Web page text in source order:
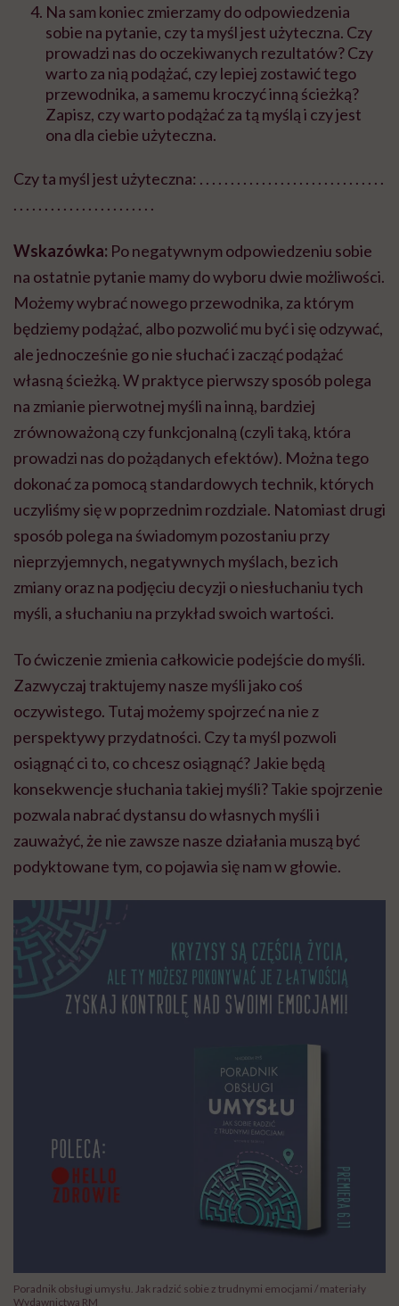
Na sam koniec zmierzamy do odpowiedzenia
sobie na pytanie, czy ta myśl jest użyteczna. Czy
prowadzi nas do oczekiwanych rezultatów? Czy
warto za nią podążać, czy lepiej zostawić tego
przewodnika, a samemu kroczyć inną ścieżką?
Zapisz, czy warto podążać za tą myślą i czy jest
ona dla ciebie użyteczna.
Czy ta myśl jest użyteczna: . . . . . . . . . . . . . . . . . . . . . . . . . . . . . .
. . . . . . . . . . . . . . . . . . . . . . .
Wskazówka: Po negatywnym odpowiedzeniu sobie
na ostatnie pytanie mamy do wyboru dwie możliwości.
Możemy wybrać nowego przewodnika, za którym
będziemy podążać, albo pozwolić mu być i się odzywać,
ale jednocześnie go nie słuchać i zacząć podążać
własną ścieżką. W praktyce pierwszy sposób polega
na zmianie pierwotnej myśli na inną, bardziej
zrównoważoną czy funkcjonalną (czyli taką, która
prowadzi nas do pożądanych efektów). Można tego
dokonać za pomocą standardowych technik, których
uczyliśmy się w poprzednim rozdziale. Natomiast drugi
sposób polega na świadomym pozostaniu przy
nieprzyjemnych, negatywnych myślach, bez ich
zmiany oraz na podjęciu decyzji o niesłuchaniu tych
myśli, a słuchaniu na przykład swoich wartości.
To ćwiczenie zmienia całkowicie podejście do myśli.
Zazwyczaj traktujemy nasze myśli jako coś
oczywistego. Tutaj możemy spojrzeć na nie z
perspektywy przydatności. Czy ta myśl pozwoli
osiągnąć ci to, co chcesz osiągnąć? Jakie będą
konsekwencje słuchania takiej myśli? Takie spojrzenie
pozwala nabrać dystansu do własnych myśli i
zauważyć, że nie zawsze nasze działania muszą być
podyktowane tym, co pojawia się nam w głowie.
Poradnik obsługi umysłu. Jak radzić sobie z trudnymi emocjami / materiały
Wydawnictwa RM